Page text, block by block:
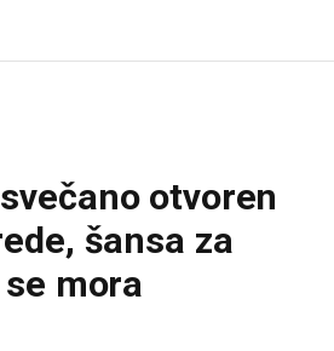
otvoren
šansa za
mora